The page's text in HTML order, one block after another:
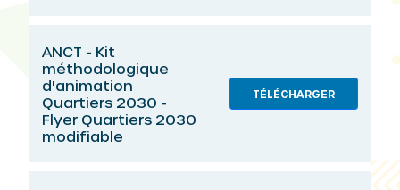
ANCT - Kit
méthodologique
d'animation
Quartiers 2030 -
Flyer Quartiers 2030
modifiable
TÉLÉCHARGER